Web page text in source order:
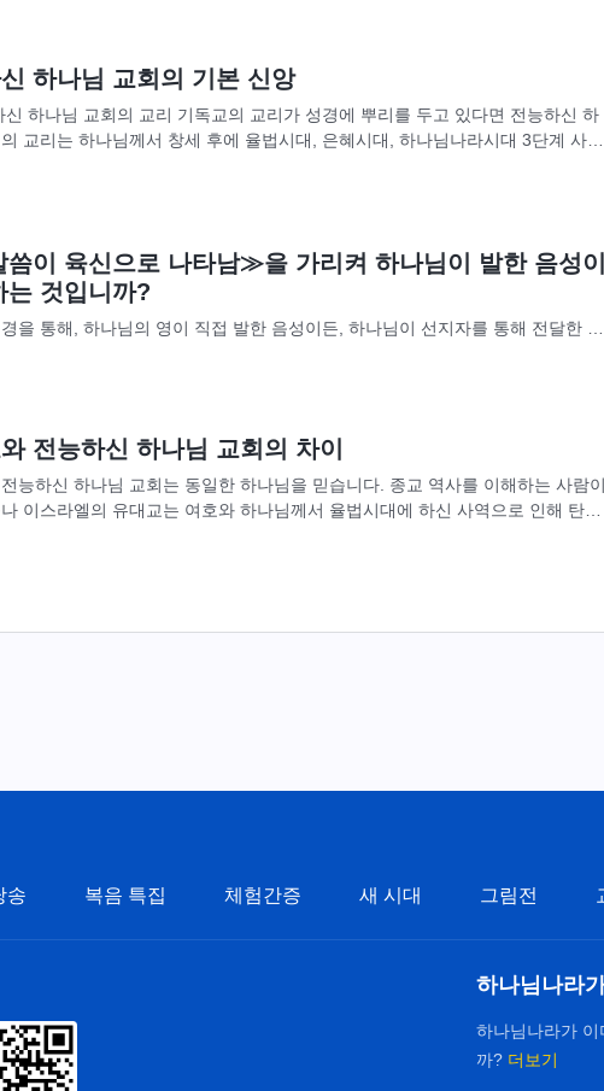
하나님 교회의 기본 신앙
신 하나님 교회의 교리 기독교의 교리가 성경에 뿌리를 두고 있다면 전능하신 하
교리는 하나님께서 창세 후에 율법시대, 은혜시대, 하나님나라시대 3단계 사역
이 육신으로 나타남≫을 가리켜 하나님이 발한 음성이
는 것입니까?
을 통해, 하나님의 영이 직접 발한 음성이든, 하나님이 선지자를 통해 전달한 말
전능하신 하나님 교회의 차이
능하신 하나님 교회는 동일한 하나님을 믿습니다. 종교 역사를 이해하는 사람이
이스라엘의 유대교는 여호와 하나님께서 율법시대에 하신 사역으로 인해 탄생
송 복음 특집 체험간증 새 시대 그림전
하나님나라
하나님나라가
까? 더보기